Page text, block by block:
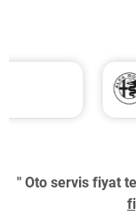
" Oto servis fiyat